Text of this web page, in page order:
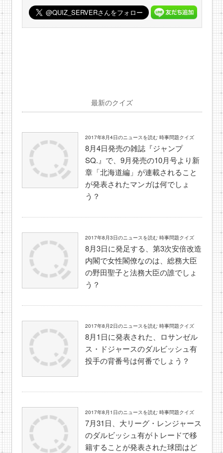
最新のクイズ
2017年8月4日のニュースを読む 時事問題クイズ
8月4日発売の雑誌『ジャンプ
SQ.』で、9月発売の10月号より新
章「北海道編」が連載されること
が発表されたマンガは何でしょ
う？
2017年8月3日のニュースを読む 時事問題クイズ
8月3日に発足する、第3次安倍改造
内閣で女性閣僚なのは、総務大臣
の野田聖子と法務大臣の誰でしょ
う？
2017年8月2日のニュースを読む 時事問題クイズ
8月1日に発表された、ロサンゼル
ス・ドジャースのダルビッシュ有
投手の背番号は何番でしょう？
2017年8月1日のニュースを読む 時事問題クイズ
7月31日、大リーグ・レンジャース
のダルビッシュ有がトレードで移
籍することが発表された球団はど